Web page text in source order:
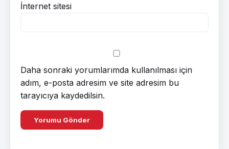
İnternet sitesi
Daha sonraki yorumlarımda kullanılması için
adım, e-posta adresim ve site adresim bu
tarayıcıya kaydedilsin.